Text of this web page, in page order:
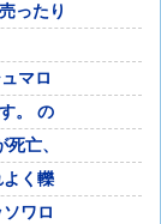
ったり
マロ
。 の
亡、
く轢
ワロ